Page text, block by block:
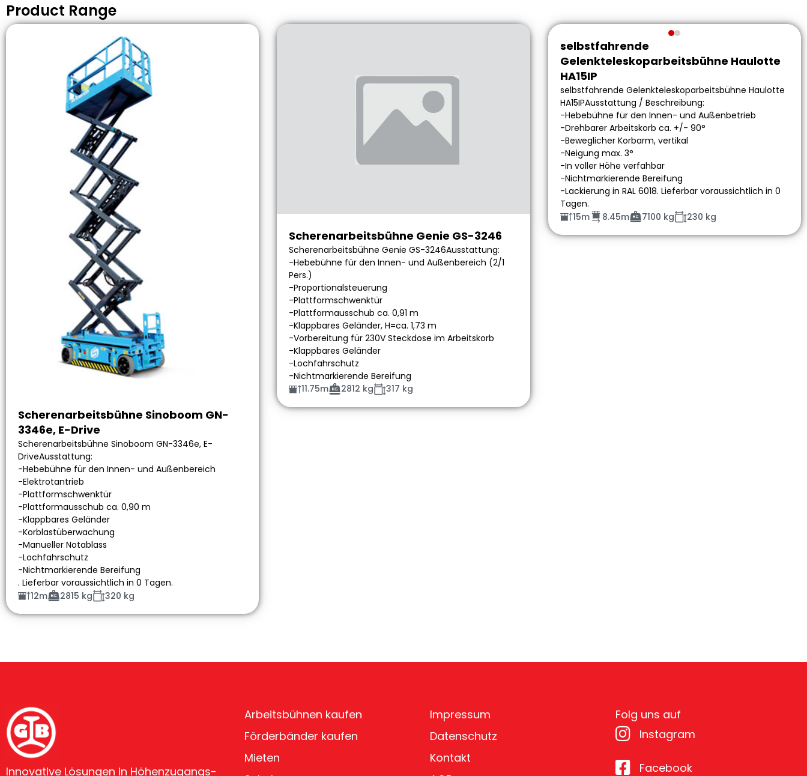
Product Range
Scherenarbeitsbühne Sinoboom GN-
3346e, E-Drive
Scherenarbeitsbühne Sinoboom GN-3346e, E-
DriveAusstattung:
-Hebebühne für den Innen- und Außenbereich
-Elektrotantrieb
-Plattformschwenktür
-Plattformausschub ca. 0,90 m
-Klappbares Geländer
-Korblastüberwachung
-Manueller Notablass
-Lochfahrschutz
-Nichtmarkierende Bereifung
. Lieferbar voraussichtlich in 0 Tagen.
12m
2815 kg 320 kg
Scherenarbeitsbühne Genie GS-3246
Scherenarbeitsbühne Genie GS-3246Ausstattung:
-Hebebühne für den Innen- und Außenbereich (2/1
Pers.)
-Proportionalsteuerung
-Plattformschwenktür
-Plattformausschub ca. 0,91 m
-Klappbares Geländer, H=ca. 1,73 m
-Vorbereitung für 230V Steckdose im Arbeitskorb
-Klappbares Geländer
-Lochfahrschutz
-Nichtmarkierende Bereifung
11.75m
2812 kg 317 kg
selbstfahrende
Gelenkteleskoparbeitsbühne Haulotte
HA15IP
selbstfahrende Gelenkteleskoparbeitsbühne Haulotte
HA15IPAusstattung / Beschreibung:
-Hebebühne für den Innen- und Außenbetrieb
-Drehbarer Arbeitskorb ca. +/- 90°
-Beweglicher Korbarm, vertikal
-Neigung max. 3°
-In voller Höhe verfahbar
-Nichtmarkierende Bereifung
-Lackierung in RAL 6018. Lieferbar voraussichtlich in 0
Tagen.
15m
8.45m 7100 kg 230 kg
Innovative Lösungen in Höhenzugangs-
Arbeitsbühnen kaufen
Förderbänder kaufen
Mieten
Impressum
Datenschutz
Kontakt
Folg uns auf
Instagram
Facebook